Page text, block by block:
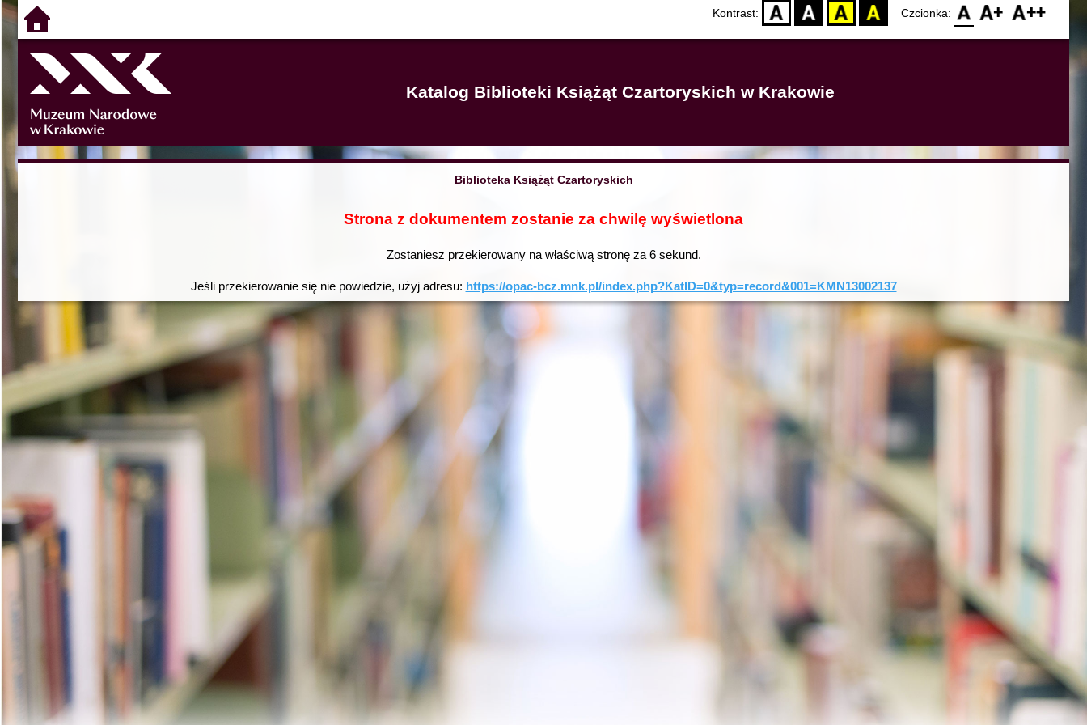
Kontrast: D BW YB BY Czcionka: F0 F1 F2
Katalog Biblioteki Książąt Czartoryskich w Krakowie
Biblioteka Książąt Czartoryskich
Strona z dokumentem zostanie za chwilę wyświetlona
Zostaniesz przekierowany na właściwą stronę za 6sekund.
Jeśli przekierowanie się nie powiedzie, użyj adresu: https://opac-bcz.mnk.pl/index.php?KatID=0&typ=record&001=KMN13002137